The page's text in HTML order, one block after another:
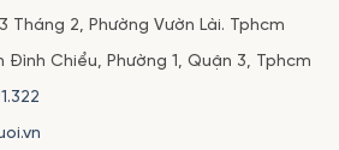
Tháng 2, Phường Vườn Lài. Tphcm
Chiểu, Phường 1, Quận 3, Tphcm